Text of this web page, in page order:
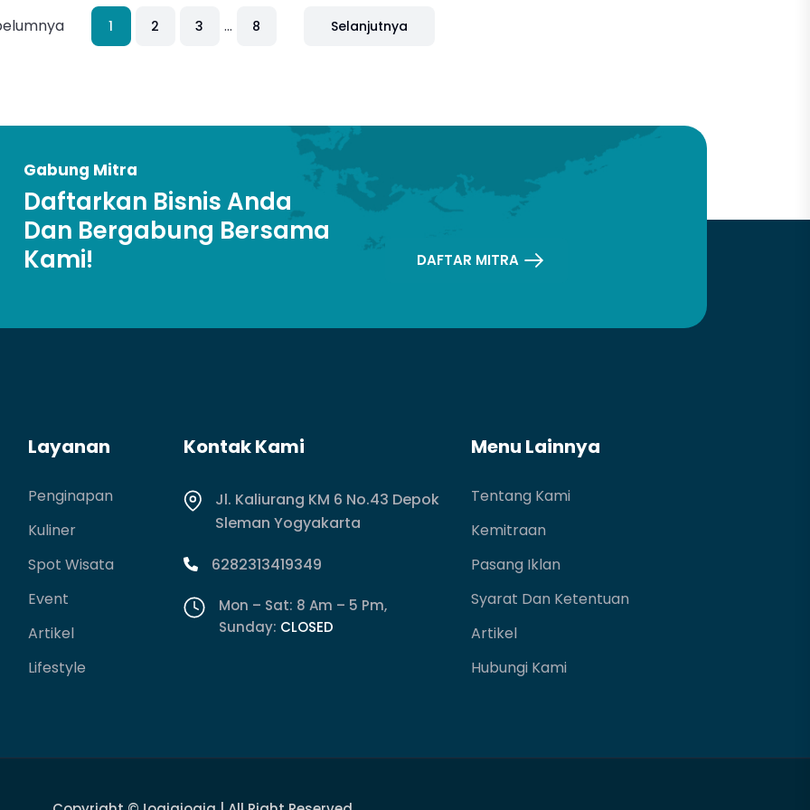
1 2 3 ... 8 Selanjutnya
Gabung Mitra
Daftarkan Bisnis Anda
Dan Bergabung Bersama
Kami!
DAFTAR MITRA
Layanan
Penginapan
Kuliner
Spot Wisata
Event
Artikel
Lifestyle
Kontak Kami
Jl. Kaliurang KM 6 No.43 Depok
Sleman Yogyakarta
6282313419349
Mon – Sat: 8 Am – 5 Pm,
Sunday: CLOSED
Menu Lainnya
Tentang Kami
Kemitraan
Pasang Iklan
Syarat Dan Ketentuan
Artikel
Hubungi Kami